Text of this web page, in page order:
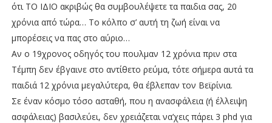
ότι ΤΟ ΙΔΙΟ ακριβώς θα συμβουλέψετε τα παιδια σας, 20
χρόνια από τώρα… Το κόλπο σ’ αυτή τη ζωή είναι να
μπορέσεις να πας στο αύριο…
Αν ο 19χρονος οδηγός του πουλμαν 12 χρόνια πριν στα
Τέμπη δεν έβγαινε στο αντίθετο ρεύμα, τότε σήμερα αυτά τα
παιδιά 12 χρόνια μεγαλύτερα, θα έβλεπαν τον Βεϊρίνια.
Σε έναν κόσμο τόσο ασταθή, που η ανασφάλεια (ή έλλειψη
ασφάλειας) βασιλεύει, δεν χρειάζεται να’χεις πάρει 3 phd για